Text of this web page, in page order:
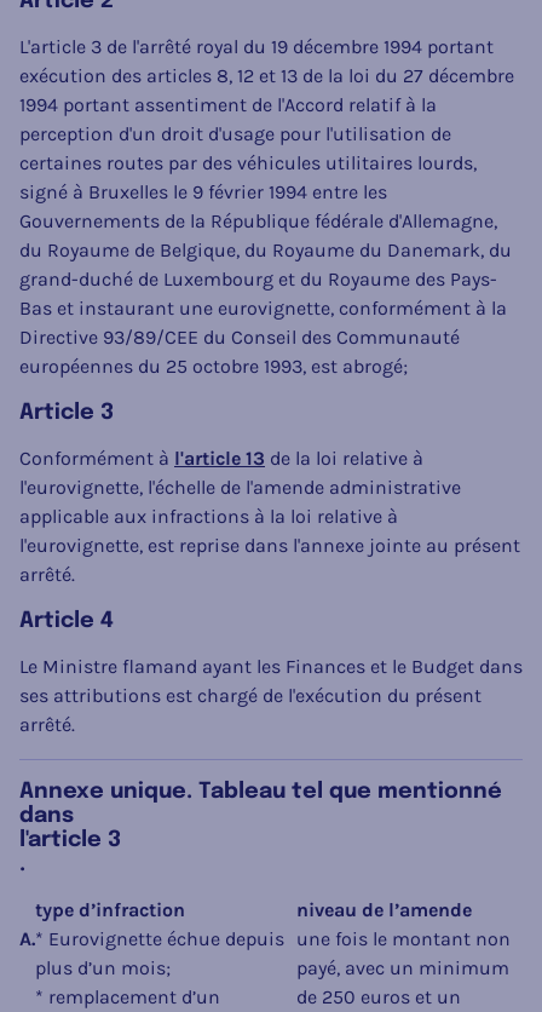
L'article 3 de l'arrêté royal du 19 décembre 1994 portant
exécution des articles 8, 12 et 13 de la loi du 27 décembre
1994 portant assentiment de l'Accord relatif à la
perception d'un droit d'usage pour l'utilisation de
certaines routes par des véhicules utilitaires lourds,
signé à Bruxelles le 9 février 1994 entre les
Gouvernements de la République fédérale d'Allemagne,
du Royaume de Belgique, du Royaume du Danemark, du
grand-duché de Luxembourg et du Royaume des Pays-
Bas et instaurant une eurovignette, conformément à la
Directive 93/89/CEE du Conseil des Communauté
européennes du 25 octobre 1993, est abrogé;
Article 3
Conformément à l'article 13 de la loi relative à
l'eurovignette, l'échelle de l'amende administrative
applicable aux infractions à la loi relative à
l'eurovignette, est reprise dans l'annexe jointe au présent
arrêté.
Article 4
Le Ministre flamand ayant les Finances et le Budget dans
ses attributions est chargé de l'exécution du présent
arrêté.
Annexe unique. Tableau tel que mentionné
dans
l'article 3
.
type d’infraction
niveau de l’amende
A.* Eurovignette échue depuis
plus d’un mois;
* remplacement d’un
une fois le montant non
payé, avec un minimum
de 250 euros et un